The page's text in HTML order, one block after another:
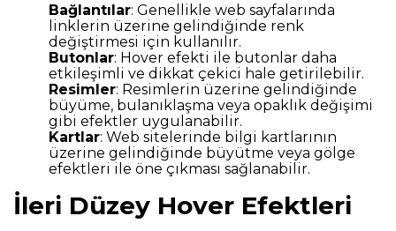
Bağlantılar: Genellikle web sayfalarında
linklerin üzerine gelindiğinde renk
değiştirmesi için kullanılır.
Butonlar: Hover efekti ile butonlar daha
etkileşimli ve dikkat çekici hale getirilebilir.
Resimler: Resimlerin üzerine gelindiğinde
büyüme, bulanıklaşma veya opaklık değişimi
gibi efektler uygulanabilir.
Kartlar: Web sitelerinde bilgi kartlarının
üzerine gelindiğinde büyütme veya gölge
efektleri ile öne çıkması sağlanabilir.
İleri Düzey Hover Efektleri